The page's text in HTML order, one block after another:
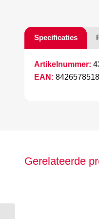
Specificaties
Artikelnummer:
EAN:
Gerelateerde